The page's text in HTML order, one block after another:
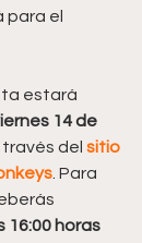
para el
estará
14 de
del sitio
. Para
horas